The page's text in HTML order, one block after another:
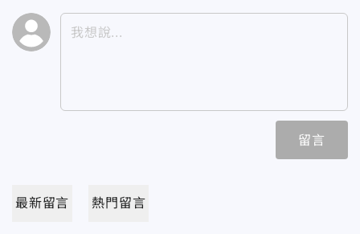
留言
最新留言 熱門留言